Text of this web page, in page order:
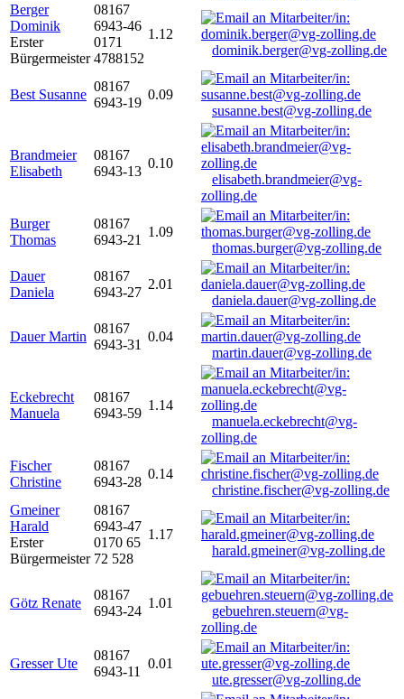
Berger
Dominik
Erster
Bürgermeister
08167
6943-46
0171
4788152
1.12
dominik.berger@vg-zolling.de
Best Susanne
08167
6943-19
0.09
susanne.best@vg-zolling.de
Brandmeier
Elisabeth
08167
6943-13
0.10
elisabeth.brandmeier@vg-
zolling.de
Burger
Thomas
08167
6943-21
1.09
thomas.burger@vg-zolling.de
Dauer
Daniela
08167
6943-27
2.01
daniela.dauer@vg-zolling.de
Dauer Martin
08167
6943-31
0.04
martin.dauer@vg-zolling.de
Eckebrecht
Manuela
08167
6943-59
1.14
manuela.eckebrecht@vg-
zolling.de
Fischer
Christine
08167
6943-28
0.14
christine.fischer@vg-zolling.de
Gmeiner
Harald
Erster
Bürgermeister
08167
6943-47
0170 65
72 528
1.17
harald.gmeiner@vg-zolling.de
Götz Renate
08167
6943-24
1.01
gebuehren.steuern@vg-
zolling.de
Gresser Ute
08167
6943-11
0.01
ute.gresser@vg-zolling.de